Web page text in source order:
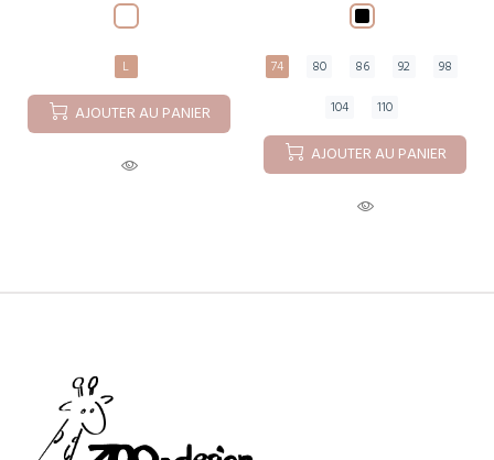
L
AJOUTER AU PANIER
74 80 86 92
98
104
110
AJOUTER AU PANIER